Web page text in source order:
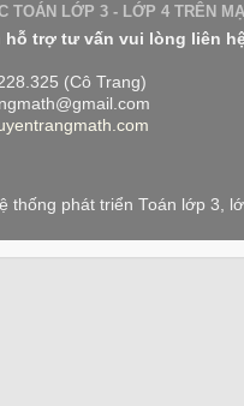
TOÁN LỚP 3 - LỚP 4 TRÊN
hỗ trợ tư vấn vui lòng liên
(Cô Trang)
thống phát triển Toán lớp 3,